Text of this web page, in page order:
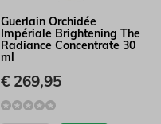
Guerlain Orchidée
Impériale Brightening The
Radiance Concentrate 30
ml
€ 269,95